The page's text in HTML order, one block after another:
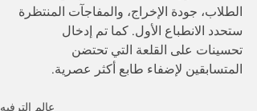
الطلاب، جودة الإخراج، والمفاجآت المنتظرة
ستحدد الانطباع الأول. كما تم إدخال
تحسينات على القلعة التي تحتضن
المتسابقين لإضفاء طابع أكثر عصرية.
عالم الترفيه